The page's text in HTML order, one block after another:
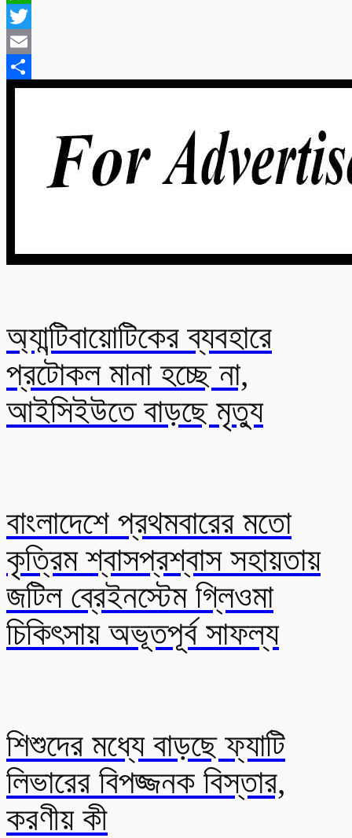
WhatsApp
Twitter
Email
Share
অ্যান্টিবায়োটিকের ব্যবহারে
প্রটোকল মানা হচ্ছে না,
আইসিইউতে বাড়ছে মৃত্যু
বাংলাদেশে প্রথমবারের মতো
কৃত্রিম শ্বাসপ্রশ্বাস সহায়তায়
জটিল ব্রেইনস্টেম গ্লিওমা
চিকিৎসায় অভূতপূর্ব সাফল্য
শিশুদের মধ্যে বাড়ছে ফ্যাটি
লিভারের বিপজ্জনক বিস্তার,
করণীয় কী